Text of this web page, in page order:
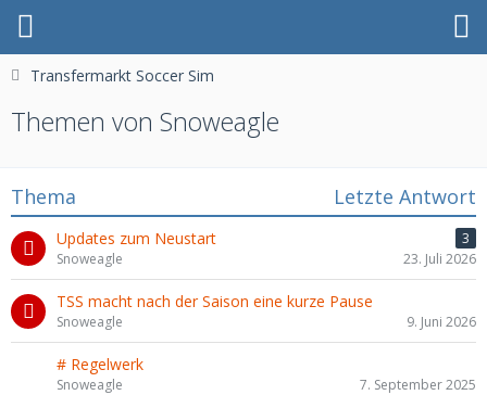
Transfermarkt Soccer Sim
Themen von Snoweagle
Thema Letzte Antwort
Updates zum Neustart
3
Snoweagle
23. Juli 2026
TSS macht nach der Saison eine kurze Pause
Snoweagle 9. Juni 2026
# Regelwerk
Snoweagle 7. September 2025